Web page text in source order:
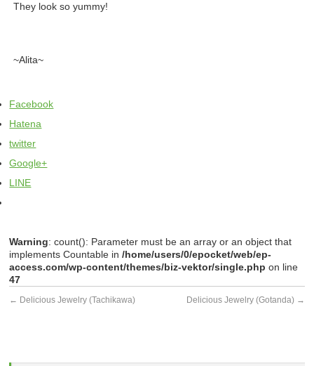
They look so yummy!
~Alita~
Facebook
Hatena
twitter
Google+
LINE
Warning: count(): Parameter must be an array or an object that
implements Countable in/home/users/0/epocket/web/ep-
access.com/wp-content/themes/biz-vektor/single.php on line
47
← Delicious Jewelry (Tachikawa) Delicious Jewelry (Gotanda) →